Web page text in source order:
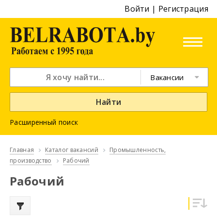
Войти | Регистрация
Вакансии
Найти
Расширенный поиск
Главная Каталог вакансий
Промышленность,
производство
Рабочий
Рабочий